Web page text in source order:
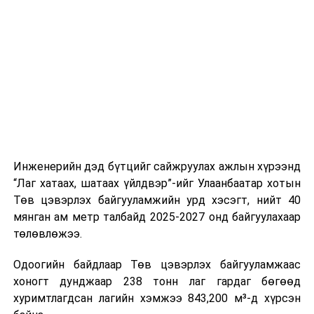
өдөр тутмын ажлын бэлэн байдлыг хангах зэрэг
практик ур чадварыг сургалтын хөтөлбөрт тусгажээ.
Сургалтыг танилцуулах лекц, асуулт-хариулт,
жишээнд суурилсан сургалт, багаар ажиллах дасгал,
танилцах, онцгой нөхцөлд ажиллах дадлага зэрэг
онол, практик хосолсон хэлбэрээр зохион байгуулж
байна.
Инженерийн дэд бүтцийг сайжруулах ажлын хүрээнд
“Лаг хатаах, шатаах үйлдвэр”-ийг Улаанбаатар хотын
Төв цэвэрлэх байгууламжийн урд хэсэгт, нийт 40
мянган ам метр талбайд 2025-2027 онд байгуулахаар
төлөвлөжээ.
Одоогийн байдлаар Төв цэвэрлэх байгууламжаас
хоногт дунджаар 238 тонн лаг гардаг бөгөөд
хуримтлагдсан лагийн хэмжээ 843,200 м³-д хүрсэн